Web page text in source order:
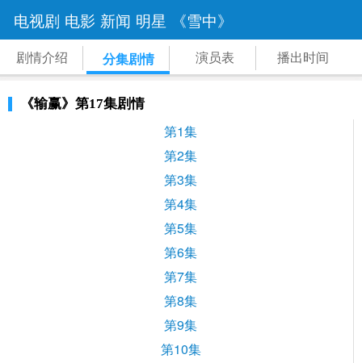
电视剧 电影 新闻 明星 《雪中》
剧情介绍 分集剧情 演员表 播出时间
《输赢》第17集剧情
第1集
第2集
第3集
第4集
第5集
第6集
第7集
第8集
第9集
第10集